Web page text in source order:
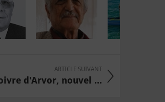
ARTICLE SUIVANT
d'Arvor, nouvel ...